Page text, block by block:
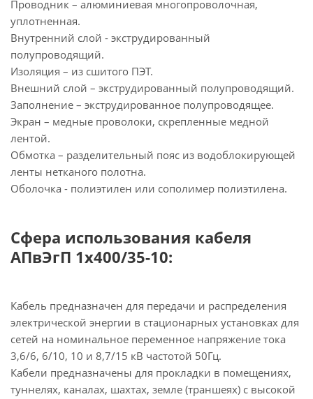
Проводник – алюминиевая многопроволочная,
уплотненная.
Внутренний слой - экструдированный
полупроводящий.
Изоляция – из сшитого ПЭТ.
Внешний слой – экструдированный полупроводящий.
Заполнение – экструдированное полупроводящее.
Экран – медные проволоки, скрепленные медной
лентой.
Обмотка – разделительный пояс из водоблокирующей
ленты нетканого полотна.
Оболочка - полиэтилен или сополимер полиэтилена.
Сфера использования кабеля
АПвЭгП 1х400/35-10:
Кабель предназначен для передачи и распределения
электрической энергии в стационарных установках для
сетей на номинальное переменное напряжение тока
3,6/6, 6/10, 10 и 8,7/15 кВ частотой 50Гц.
Кабели предназначены для прокладки в помещениях,
туннелях, каналах, шахтах, земле (траншеях) с высокой